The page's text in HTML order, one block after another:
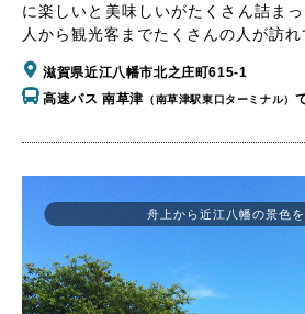
に楽しいと美味しいがたくさん詰ま
人から観光客までたくさんの人が訪れ
滋賀県近江八幡市北之庄町615-1
高速バス 南草津 （南草津駅東口ターミナル）
舟上から近江八幡の景色